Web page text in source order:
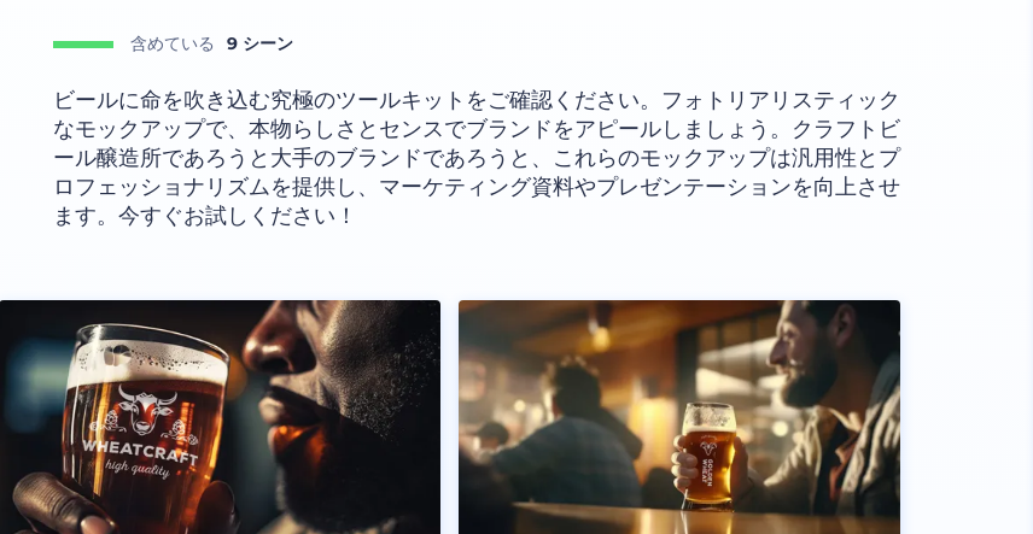
含めている 9 シーン
ビールに命を吹き込む究極のツールキットをご確認ください。フォトリアリスティック
なモックアップで、本物らしさとセンスでブランドをアピールしましょう。クラフトビ
ール醸造所であろうと大手のブランドであろうと、これらのモックアップは汎用性とプ
ロフェッショナリズムを提供し、マーケティング資料やプレゼンテーションを向上させ
ます。今すぐお試しください！